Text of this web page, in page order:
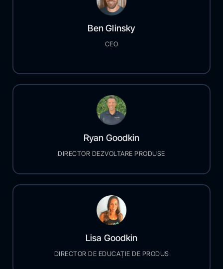
Ben Glinsky
CEO
Ryan Goodkin
DIRECTOR DEZVOLTARE PRODUSE
Lisa Goodkin
DIRECTOR DE EDUCAȚIE DE PRODUS